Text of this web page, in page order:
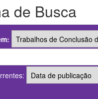
de Busca